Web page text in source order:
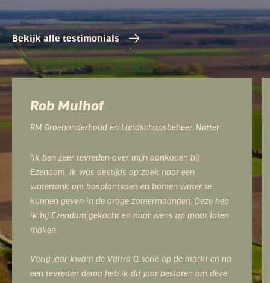
Bekijk alle testimonials
Rob Mulhof
RM Groenonderhoud en Landschapsbeheer, Notter
“Ik ben zeer tevreden over mijn aankopen bij
Ezendam. Ik was destijds op zoek naar een
watertank om bosplantsoen en bomen water te
kunnen geven in de droge zomermaanden. Deze heb
ik bij Ezendam gekocht en naar wens op maat laten
maken.
Vorig jaar kwam de Valtra Q serie op de markt en na
een tevreden demo heb ik dit jaar besloten om deze